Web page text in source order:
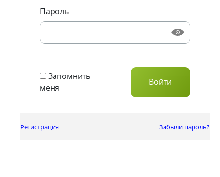
Пароль
Запомнить
меня
Регистрация Забыли пароль?